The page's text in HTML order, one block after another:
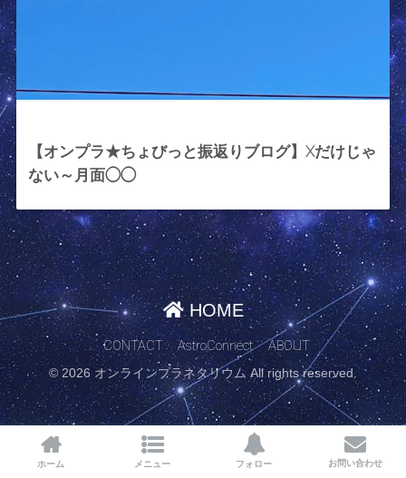
【オンプラ★ちょびっと振返りブログ】Xだけじゃ
ない～月面◯◯
HOME
CONTACT AstroConnect ABOUT
© 2026 オンラインプラネタリウム All rights reserved.
ホーム メニュー フォロー お問い合わせ